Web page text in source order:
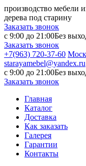
производство мебели
дерева под старину
Заказать звонок
с 9:00 до 21:00Без
Заказать звонок
+7(963) 720-37-60
starayamebel@yandex.ru
с 9:00 до 21:00Без
Заказать звонок
Главная
Каталог
Доставка
Как заказать
Галерея
Гарантии
Контакты